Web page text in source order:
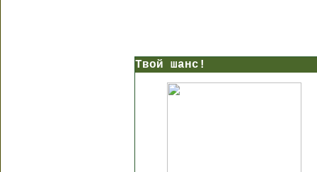
Твой шанс!